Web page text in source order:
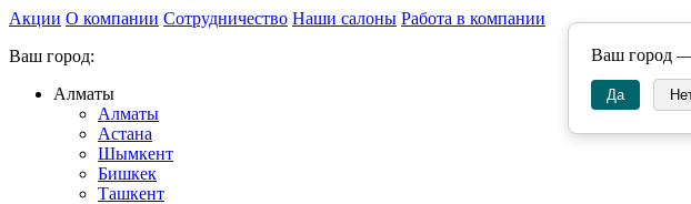
Ваш город
Да
Акции О компании Сотрудничество Наши салоны Работа в компании
Ваш город:
Алматы
Алматы
Астана
Шымкент
Бишкек
Ташкент